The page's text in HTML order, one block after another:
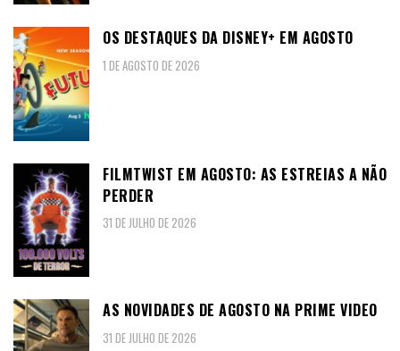
OS DESTAQUES DA DISNEY+ EM AGOSTO
1 DE AGOSTO DE 2026
FILMTWIST EM AGOSTO: AS ESTREIAS A NÃO
PERDER
31 DE JULHO DE 2026
AS NOVIDADES DE AGOSTO NA PRIME VIDEO
31 DE JULHO DE 2026